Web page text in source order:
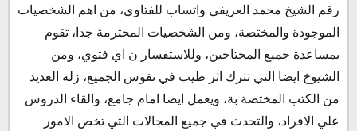
رقم الشيخ محمد العريفي واتساب للفتاوي
رقم مكتب الشيخ محمد العريفي
انجازات الشيخ محمد العريفي
رقم الشيخ محمد العريفي واتساب للفتاوي، من اهم الشخصيات
الموجودة والمختصة، ومن الشخصيات المحترمة جدا، تقوم
بمساعدة جميع المحتاجين، وللاستفسار ن اي فتوي، ومن
الشيوخ ايضا التي تترك اثر طيب في نفوس الجميع، زلة العديد
من الكتب المختصة بة، ويعمل ايضا امام جامع، والقاء الدروس
علي الافراد، والتحدث في جميع المجالات التي تخص الامور